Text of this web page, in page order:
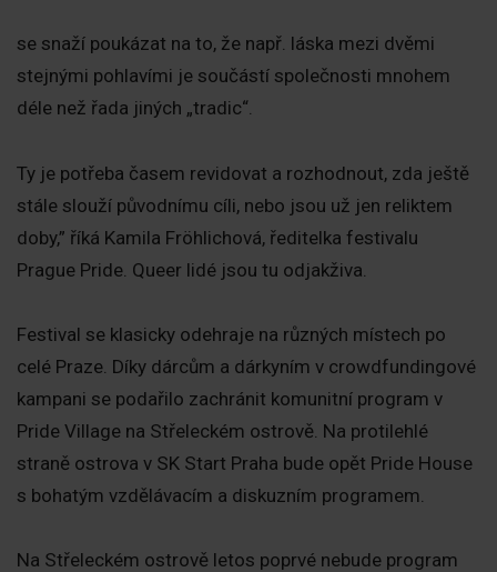
se snaží poukázat na to, že např. láska mezi dvěmi
stejnými pohlavími je součástí společnosti mnohem
déle než řada jiných „tradic“.
Ty je potřeba časem revidovat a rozhodnout, zda ještě
stále slouží původnímu cíli, nebo jsou už jen reliktem
doby,” říká Kamila Fröhlichová, ředitelka festivalu
Prague Pride. Queer lidé jsou tu odjakživa.
Festival se klasicky odehraje na různých místech po
celé Praze. Díky dárcům a dárkyním v crowdfundingové
kampani se podařilo zachránit komunitní program v
Pride Village na Střeleckém ostrově. Na protilehlé
straně ostrova v SK Start Praha bude opět Pride House
s bohatým vzdělávacím a diskuzním programem.
Na Střeleckém ostrově letos poprvé nebude program